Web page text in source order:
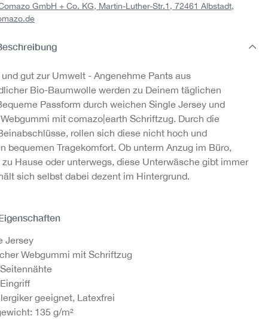
GmbH + Co. KG, Martin-Luther-Str.1, 72461 Albstadt,
und gut zur Umwelt - Angenehme Pants aus
Bio-Baumwolle werden zu Deinem täglichen
Passform durch weichen Single Jersey und
mit comazo|earth Schriftzug. Durch die
rollen sich diese nicht hoch und
bequemen Tragekomfort. Ob unterm Anzug im Büro,
Hause oder unterwegs, diese Unterwäsche gibt immer
sich selbst dabei dezent im Hintergrund.
Jersey
Webgummi mit Schriftzug
geeignet, Latexfrei
135 g/m²
Trunks mit Nadelzug
Fairtrade